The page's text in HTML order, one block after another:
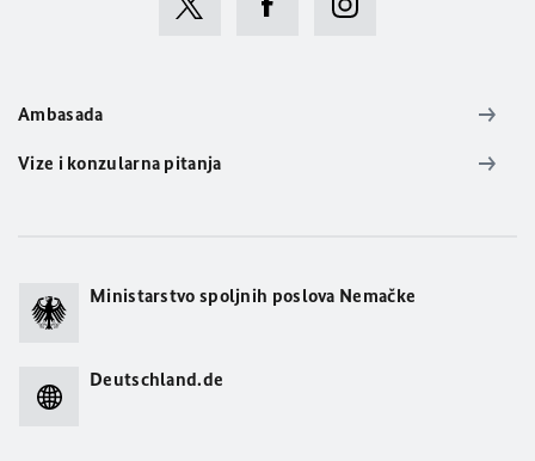
Ambasada
Vize i konzularna pitanja
Ministarstvo spoljnih poslova Nemačke
Deutschland.de